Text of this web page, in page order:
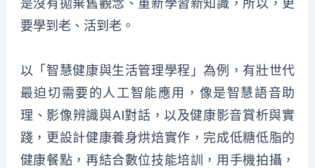
是沒有拋棄舊觀念、重新學習新知識，所以，更
要學到老、活到老。
以「智慧健康與生活管理學程」為例，有壯世代
最迫切需要的人工智能應用，像是智慧語音助
理、影像辨識與AI對話，以及健康影音賞析與實
踐，更設計健康養身烘焙實作，完成低糖低脂的
健康餐點，再結合數位技能培訓，用手機拍攝，